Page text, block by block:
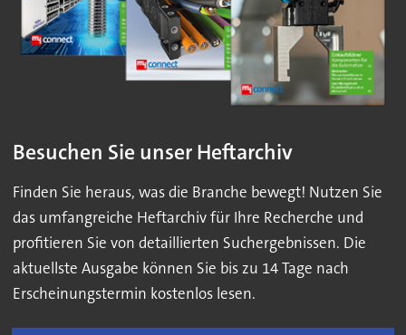
Besuchen Sie unser Heftarchiv
Finden Sie heraus, was die Branche bewegt! Nutzen Sie
das umfangreiche Heftarchiv für Ihre Recherche und
profitieren Sie von detaillierten Suchergebnissen. Die
aktuellste Ausgabe können Sie bis zu 14 Tage nach
Erscheinungstermin kostenlos lesen.